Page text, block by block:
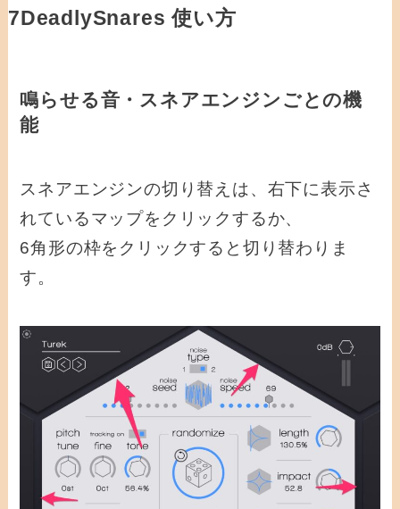
7DeadlySnares 使い方
鳴らせる音・スネアエンジンごとの機
能
スネアエンジンの切り替えは、右下に表示さ
れているマップをクリックするか、
6角形の枠をクリックすると切り替わりま
す。